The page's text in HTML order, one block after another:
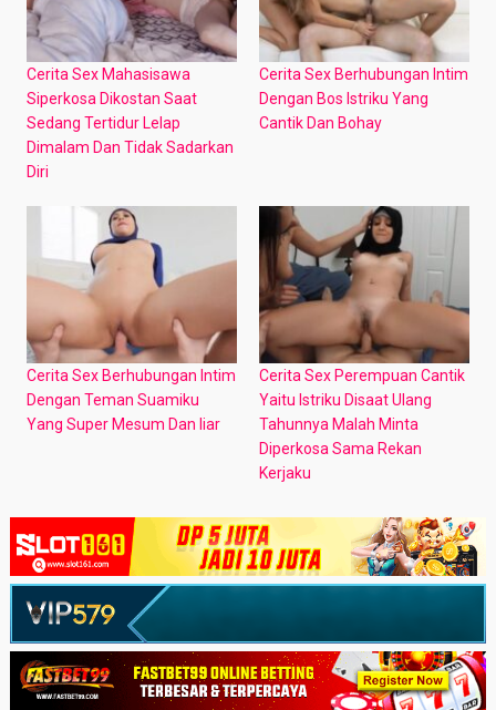
Cerita Sex Mahasisawa
Siperkosa Dikostan Saat
Sedang Tertidur Lelap
Dimalam Dan Tidak Sadarkan
Diri
Cerita Sex Berhubungan Intim
Dengan Bos Istriku Yang
Cantik Dan Bohay
Cerita Sex Berhubungan Intim
Dengan Teman Suamiku
Yang Super Mesum Dan liar
Cerita Sex Perempuan Cantik
Yaitu Istriku Disaat Ulang
Tahunnya Malah Minta
Diperkosa Sama Rekan
Kerjaku